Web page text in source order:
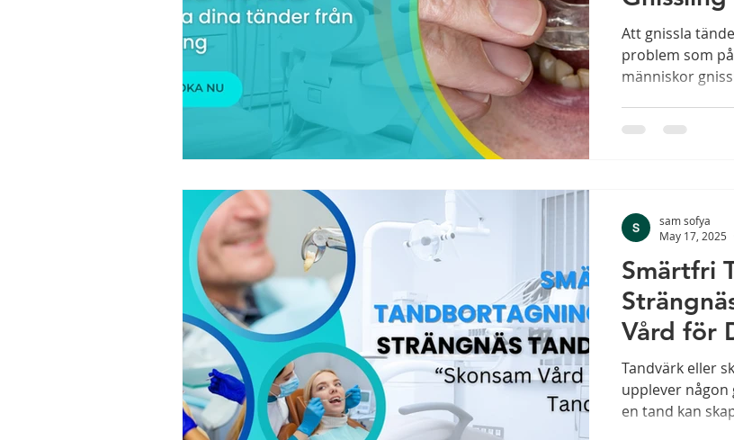
Att gnissla
problem som
människor
Smärtfri
Vård för
Tandvärk eller
upplever någon
en tand kan
sam sofya
May 17, 2025